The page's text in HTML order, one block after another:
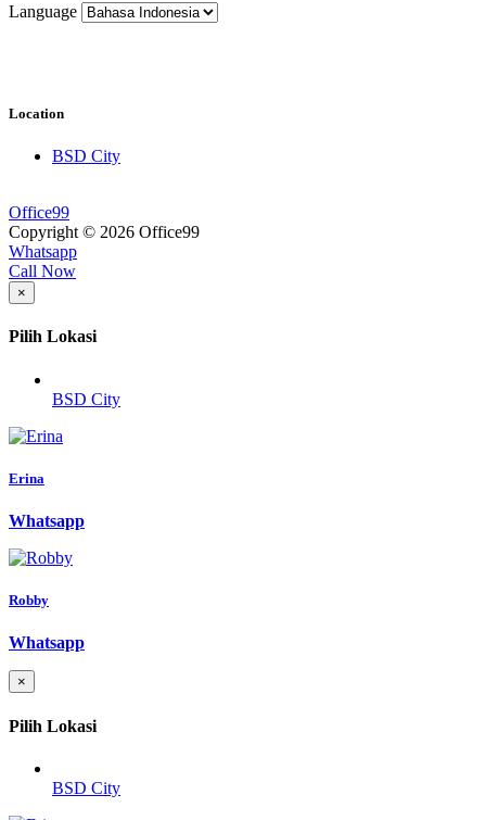
Language
Location
BSD City
Office99
Copyright © 2026 Office99
Whatsapp
Call Now
×
Pilih Lokasi
BSD City
Erina
Whatsapp
Robby
Whatsapp
×
Pilih Lokasi
BSD City